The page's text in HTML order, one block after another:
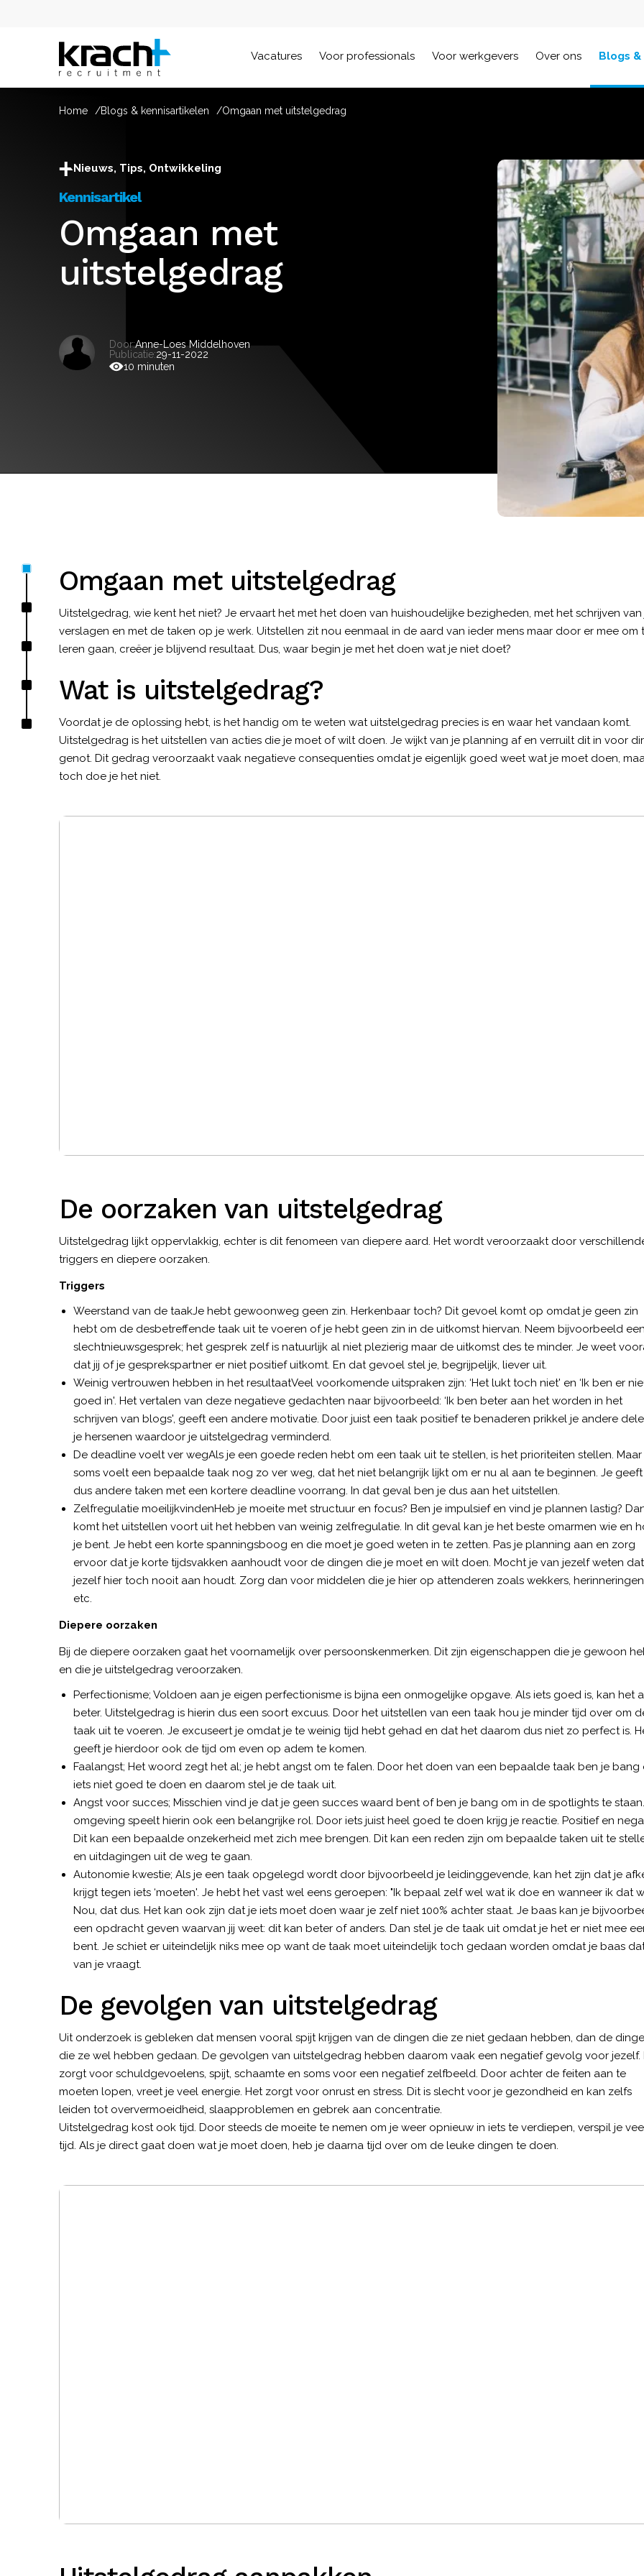
Vacatures Voor professionals Voor werkgevers Over ons Blogs
Home Blogs & kennisartikelen Omgaan met uitstelgedrag
Nieuws, Tips, Ontwikkeling
Kennisartikel
Omgaan met
uitstelgedrag
Door:Anne-Loes Middelhoven
Publicatie:29-11-2022
10 minuten
Omgaan met uitstelgedrag
Uitstelgedrag, wie kent het niet? Je ervaart het met het doen van huishoudelijke bezigheden, met het schrijven van
verslagen en met de taken op je werk. Uitstellen zit nou eenmaal in de aard van ieder mens maar door er mee om
leren gaan, creëer je blijvend resultaat. Dus, waar begin je met het doen wat je niet doet?
Wat is uitstelgedrag?
Voordat je de oplossing hebt, is het handig om te weten wat uitstelgedrag precies is en waar het vandaan komt.
Uitstelgedrag is het uitstellen van acties die je moet of wilt doen. Je wijkt van je planning af en verruilt dit in voor
genot. Dit gedrag veroorzaakt vaak negatieve consequenties omdat je eigenlijk goed weet wat je moet doen,
toch doe je het niet.
De oorzaken van uitstelgedrag
Uitstelgedrag lijkt oppervlakkig, echter is dit fenomeen van diepere aard. Het wordt veroorzaakt door
triggers en diepere oorzaken.
Triggers
Weerstand van de taakJe hebt gewoonweg geen zin. Herkenbaar toch? Dit gevoel komt op omdat je geen zin
hebt om de desbetreffende taak uit te voeren of je hebt geen zin in de uitkomst hiervan. Neem bijvoorbeeld
slechtnieuwsgesprek; het gesprek zelf is natuurlijk al niet plezierig maar de uitkomst des te minder. Je weet
dat jij of je gesprekspartner er niet positief uitkomt. En dat gevoel stel je, begrijpelijk, liever uit.
Weinig vertrouwen hebben in het resultaatVeel voorkomende uitspraken zijn: ‘Het lukt toch niet' en ‘Ik ben er
goed in'. Het vertalen van deze negatieve gedachten naar bijvoorbeeld: ‘Ik ben beter aan het worden in het
schrijven van blogs', geeft een andere motivatie. Door juist een taak positief te benaderen prikkel je andere
je hersenen waardoor je uitstelgedrag verminderd.
De deadline voelt ver wegAls je een goede reden hebt om een taak uit te stellen, is het prioriteiten stellen. Maar
soms voelt een bepaalde taak nog zo ver weg, dat het niet belangrijk lijkt om er nu al aan te beginnen. Je geeft
dus andere taken met een kortere deadline voorrang. In dat geval ben je dus aan het uitstellen.
Zelfregulatie moeilijkvindenHeb je moeite met structuur en focus? Ben je impulsief en vind je plannen lastig?
komt het uitstellen voort uit het hebben van weinig zelfregulatie. In dit geval kan je het beste omarmen wie en
je bent. Je hebt een korte spanningsboog en die moet je goed weten in te zetten. Pas je planning aan en zorg
ervoor dat je korte tijdsvakken aanhoudt voor de dingen die je moet en wilt doen. Mocht je van jezelf weten
jezelf hier toch nooit aan houdt. Zorg dan voor middelen die je hier op attenderen zoals wekkers,
etc.
Diepere oorzaken
Bij de diepere oorzaken gaat het voornamelijk over persoonskenmerken. Dit zijn eigenschappen die je gewoon
en die je uitstelgedrag veroorzaken.
Perfectionisme; Voldoen aan je eigen perfectionisme is bijna een onmogelijke opgave. Als iets goed is, kan het
beter. Uitstelgedrag is hierin dus een soort excuus. Door het uitstellen van een taak hou je minder tijd over om
taak uit te voeren. Je excuseert je omdat je te weinig tijd hebt gehad en dat het daarom dus niet zo perfect is.
geeft je hierdoor ook de tijd om even op adem te komen.
Faalangst; Het woord zegt het al; je hebt angst om te falen. Door het doen van een bepaalde taak ben je bang
iets niet goed te doen en daarom stel je de taak uit.
Angst voor succes; Misschien vind je dat je geen succes waard bent of ben je bang om in de spotlights te
omgeving speelt hierin ook een belangrijke rol. Door iets juist heel goed te doen krijg je reactie. Positief en
Dit kan een bepaalde onzekerheid met zich mee brengen. Dit kan een reden zijn om bepaalde taken uit te
en uitdagingen uit de weg te gaan.
Autonomie kwestie; Als je een taak opgelegd wordt door bijvoorbeeld je leidinggevende, kan het zijn dat je
krijgt tegen iets ‘moeten'. Je hebt het vast wel eens geroepen: "Ik bepaal zelf wel wat ik doe en wanneer ik dat
Nou, dat dus. Het kan ook zijn dat je iets moet doen waar je zelf niet 100% achter staat. Je baas kan je
een opdracht geven waarvan jij weet: dit kan beter of anders. Dan stel je de taak uit omdat je het er niet mee
bent. Je schiet er uiteindelijk niks mee op want de taak moet uiteindelijk toch gedaan worden omdat je baas
van je vraagt.
De gevolgen van uitstelgedrag
Uit onderzoek is gebleken dat mensen vooral spijt krijgen van de dingen die ze niet gedaan hebben, dan de
die ze wel hebben gedaan. De gevolgen van uitstelgedrag hebben daarom vaak een negatief gevolg voor jezelf.
zorgt voor schuldgevoelens, spijt, schaamte en soms voor een negatief zelfbeeld. Door achter de feiten aan te
moeten lopen, vreet je veel energie. Het zorgt voor onrust en stress. Dit is slecht voor je gezondheid en kan zelfs
leiden tot oververmoeidheid, slaapproblemen en gebrek aan concentratie.
Uitstelgedrag kost ook tijd. Door steeds de moeite te nemen om je weer opnieuw in iets te verdiepen, verspil je
tijd. Als je direct gaat doen wat je moet doen, heb je daarna tijd over om de leuke dingen te doen.